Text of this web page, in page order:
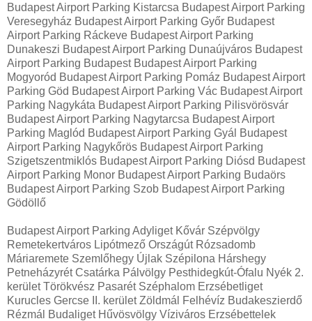
Budapest Airport Parking Kistarcsa Budapest Airport Parking
Veresegyház Budapest Airport Parking Győr Budapest
Airport Parking Ráckeve Budapest Airport Parking
Dunakeszi Budapest Airport Parking Dunaújváros Budapest
Airport Parking Budapest Budapest Airport Parking
Mogyoród Budapest Airport Parking Pomáz Budapest Airport
Parking Göd Budapest Airport Parking Vác Budapest Airport
Parking Nagykáta Budapest Airport Parking Pilisvörösvár
Budapest Airport Parking Nagytarcsa Budapest Airport
Parking Maglód Budapest Airport Parking Gyál Budapest
Airport Parking Nagykőrös Budapest Airport Parking
Szigetszentmiklós Budapest Airport Parking Diósd Budapest
Airport Parking Monor Budapest Airport Parking Budaörs
Budapest Airport Parking Szob Budapest Airport Parking
Gödöllő
Budapest Airport Parking Adyliget Kővár Szépvölgy
Remetekertváros Lipótmező Országút Rózsadomb
Máriaremete Szemlőhegy Újlak Szépilona Hárshegy
Petneházyrét Csatárka Pálvölgy Pesthidegkút-Ófalu Nyék 2.
kerület Törökvész Pasarét Széphalom Erzsébetliget
Kurucles Gercse II. kerület Zöldmál Felhévíz Budakeszierdő
Rézmál Budaliget Hűvösvölgy Víziváros Erzsébettelek